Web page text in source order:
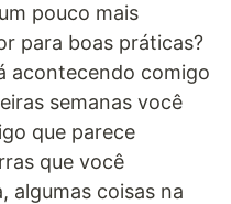
pouco mais
para boas práticas?
acontecendo comigo
semanas você
que parece
que você
algumas coisas na